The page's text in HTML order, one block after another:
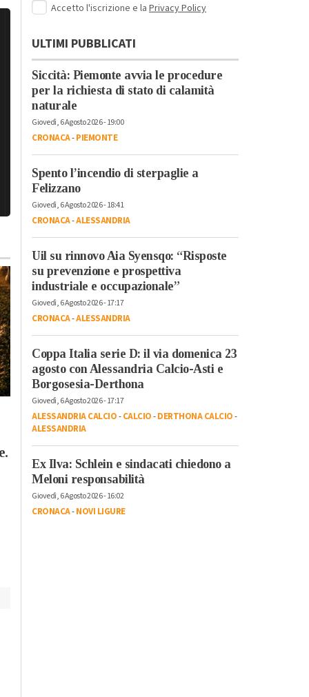
Basket-Derthona Basket-
Tortona
colpo sotto canestro
con Paul Eboua, di
nuovo in Italia dopo
Cronaca-Tortona
tortonese: un
Accetto l'iscrizione e la Privacy Policy
ULTIMI PUBBLICATI
Siccità: Piemonte avvia le procedure
per la richiesta di stato di calamità
naturale
Giovedì, 6 Agosto 2026 - 19:00
CRONACA-PIEMONTE
Spento l’incendio di sterpaglie a
Felizzano
Giovedì, 6 Agosto 2026 - 18:41
CRONACA-ALESSANDRIA
Uil su rinnovo Aia Syensqo: “Risposte
su prevenzione e prospettiva
industriale e occupazionale”
Giovedì, 6 Agosto 2026 - 17:17
CRONACA-ALESSANDRIA
Coppa Italia serie D: il via domenica 23
agosto con Alessandria Calcio-Asti e
Borgosesia-Derthona
Giovedì, 6 Agosto 2026 - 17:17
ALESSANDRIA CALCIO-CALCIO-DERTHONA CALCIO-
ALESSANDRIA
Ex Ilva: Schlein e sindacati chiedono a
Meloni responsabilità
Giovedì, 6 Agosto 2026 - 16:02
CRONACA-NOVI LIGURE